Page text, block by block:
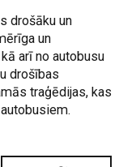
drošāku un
un
arī no autobusu
drošības
traģēdijas, kas